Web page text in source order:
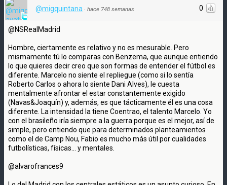
0
@migquintana · hace 748 semanas
@NSRealMadrid
Hombre, ciertamente es relativo y no es mesurable. Pero
mismamente tú lo comparas con Benzema, que aunque entiendo
lo que quieres decir creo que son formas de entender el fútbol es
diferente. Marcelo no siente el repliegue (como si lo sentía
Roberto Carlos o ahora lo siente Dani Alves), le cuesta
mentalmente afrontar el estar constantemente exigido
(Navas&Joaquín) y, además, es que tácticamente él es una cosa
diferente. La intensidad la tiene Coentrao, el talento Marcelo. Yo
con el brasileño iría siempre a la guerra porque es el mejor, así de
simple, pero entiendo que para determinados planteamientos
como el de Camp Nou, Fabio es mucho más útil por cualidades
futbolísticas, físicas... y mentales.
@alvarofrances9